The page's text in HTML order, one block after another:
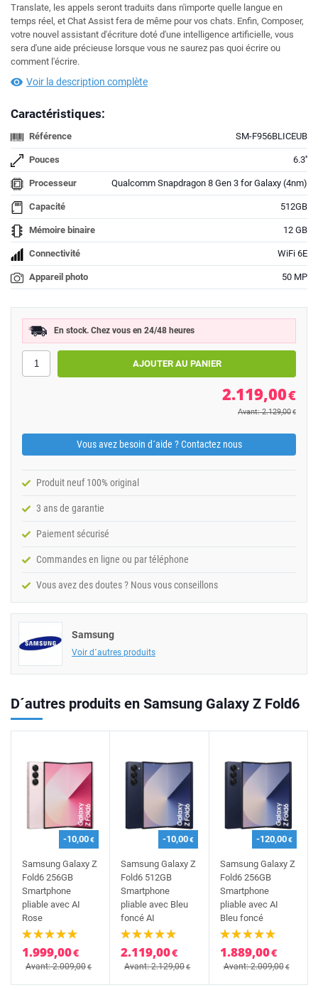
Translate, les appels seront traduits dans n'importe quelle langue en
temps réel, et Chat Assist fera de même pour vos chats. Enfin, Composer,
votre nouvel assistant d'écriture doté d'une intelligence artificielle, vous
sera d'une aide précieuse lorsque vous ne saurez pas quoi écrire ou
comment l'écrire.
Voir la description complète
Caractéristiques:
Référence SM-F956BLICEUB
Pouces 6.3''
Processeur Qualcomm Snapdragon 8 Gen 3 for Galaxy (4nm)
Capacité 512GB
Mémoire binaire 12 GB
Connectivité WiFi 6E
Appareil photo 50 MP
En stock. Chez vous en 24/48 heures
2.119,00€
Avant: 2.129,00 €
Vous avez besoin d´aide ? Contactez nous
Produit neuf 100% original
3 ans de garantie
Paiement sécurisé
Commandes en ligne ou par téléphone
Vous avez des doutes ? Nous vous conseillons
Samsung
Voir d´autres produits
D´autres produits en Samsung Galaxy Z Fold6
-10,00€
Samsung Galaxy Z
Fold6 256GB
Smartphone
pliable avec AI
Rose
1.999,00€
Avant: 2.009,00€
-10,00€
Samsung Galaxy Z
Fold6 512GB
Smartphone
pliable avec Bleu
foncé AI
2.119,00€
Avant: 2.129,00€
-120,00€
Samsung Galaxy Z
Fold6 256GB
Smartphone
pliable avec AI
Bleu foncé
1.889,00€
Avant: 2.009,00€